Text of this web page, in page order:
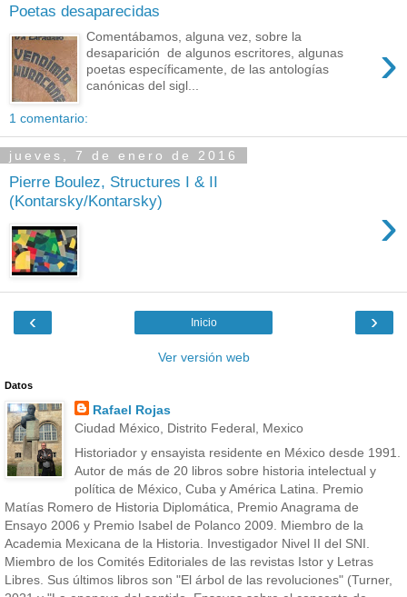
Poetas desaparecidas
›
Comentábamos, alguna vez, sobre la
desaparición de algunos escritores, algunas
poetas específicamente, de las antologías
canónicas del sigl...
1 comentario:
jueves, 7 de enero de 2016
Pierre Boulez, Structures I & II
(Kontarsky/Kontarsky)
›
‹ ›
Inicio
Ver versión web
Datos
Rafael Rojas
Ciudad México, Distrito Federal, Mexico
Historiador y ensayista residente en México desde 1991.
Autor de más de 20 libros sobre historia intelectual y
política de México, Cuba y América Latina. Premio
Matías Romero de Historia Diplomática, Premio Anagrama de
Ensayo 2006 y Premio Isabel de Polanco 2009. Miembro de la
Academia Mexicana de la Historia. Investigador Nivel II del SNI.
Miembro de los Comités Editoriales de las revistas Istor y Letras
Libres. Sus últimos libros son "El árbol de las revoluciones" (Turner,